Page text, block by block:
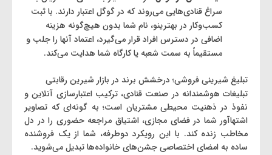
سراغ قنادی‌هایی می‌روند که در گوگل اعتبار دارند. با ثبت
کسب‌وکار در بهترینو، نام شما بدون هیچ‌گونه هزینه
اضافی در دسترس افراد قرار می‌گیرد، اعتماد آنها را جلب و
مستقیماً به سمت شعبه یا کارگاه شما هدایت می‌کند.
تبلیغ شیرینی ‌فروشی؛ درخشش برند در بازار شیرین رقابتی
تبلیغات هوشمندانه در صنعت قنادی، ترکیب اعتبارسازی آنلاین و
نفوذ در ذهنیت محیطی مشتریان است؛ به گونه‌ای که تصاویر
اشتهاآور شما در فضای مجازی، اشتیاق مراجعه حضوری را در دل
مخاطب زنده کند. با این رویکرد دوطرفه، شما از یک فروشنده
ساده به امضای اختصاصی جشن‌های خانواده‌ها تبدیل می‌شوید.